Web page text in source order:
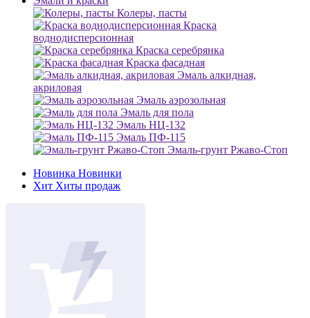
Колеры, пасты
Краска
воднодисперсионная
Краска серебрянка
Краска фасадная
Эмаль алкидная,
акриловая
Эмаль аэрозольная
Эмаль для пола
Эмаль НЦ-132
Эмаль ПФ-115
Эмаль-грунт Ржаво-Стоп
Новинка Новинки
Хит Хиты продаж